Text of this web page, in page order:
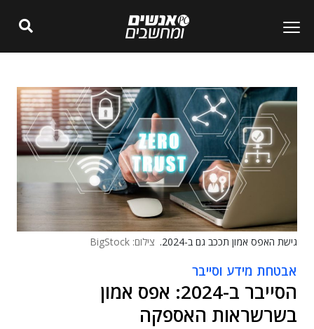
גישת האפס אמון תככב גם ב-2024. צילום: BigStock
אבטחת מידע וסייבר
הסייבר ב-2024: אפס אמון
בשרשראות האספקה